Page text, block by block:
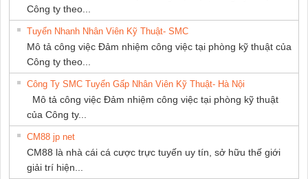
Công ty theo...
Tuyển Nhanh Nhân Viên Kỹ Thuật- SMC
Mô tả công việc Đảm nhiệm công việc tại phòng kỹ thuật của
Công ty theo...
Công Ty SMC Tuyển Gấp Nhân Viên Kỹ Thuật- Hà Nội
Mô tả công việc Đảm nhiệm công việc tại phòng kỹ thuật
của Công ty...
CM88 jp net
CM88 là nhà cái cá cược trực tuyến uy tín, sở hữu thế giới
giải trí hiện...